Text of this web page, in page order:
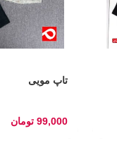
تاپ مویی
99,000 تومان